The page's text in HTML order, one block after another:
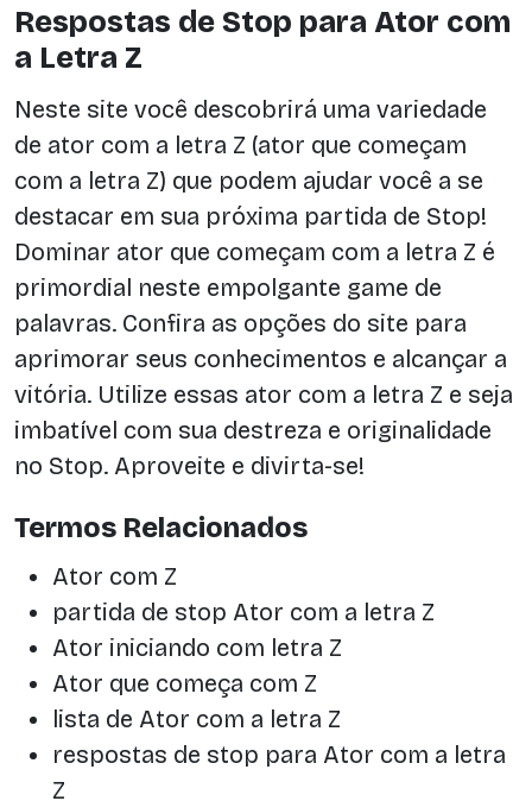
Respostas de Stop para Ator com
a Letra Z
Neste site você descobrirá uma variedade
de ator com a letra Z (ator que começam
com a letra Z) que podem ajudar você a se
destacar em sua próxima partida de Stop!
Dominar ator que começam com a letra Z é
primordial neste empolgante game de
palavras. Confira as opções do site para
aprimorar seus conhecimentos e alcançar a
vitória. Utilize essas ator com a letra Z e seja
imbatível com sua destreza e originalidade
no Stop. Aproveite e divirta-se!
Termos Relacionados
Ator com Z
partida de stop Ator com a letra Z
Ator iniciando com letra Z
Ator que começa com Z
lista de Ator com a letra Z
respostas de stop para Ator com a letra
Z